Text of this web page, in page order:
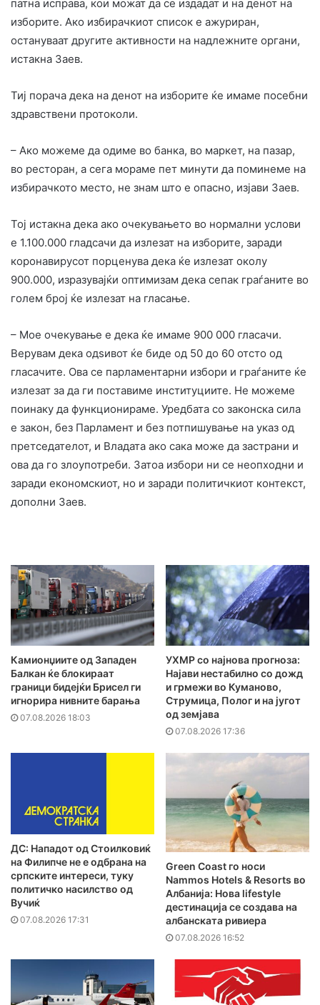
патна исправа, кои можат да се издадат и на денот на
изборите. Ако избирачкиот список е ажуриран,
остануваат другите активности на надлежните органи,
истакна Заев.
Тиј порача дека на денот на изборите ќе имаме посебни
здравствени протоколи.
– Ако можеме да одиме во банка, во маркет, на пазар,
во ресторан, а сега мораме пет минути да поминеме на
избирачкото место, не знам што е опасно, изјави Заев.
Тој истакна дека ако очекувањето во нормални услови
е 1.100.000 гладсачи да излезат на изборите, заради
коронавирусот порценува дека ќе излезат околу
900.000, изразувајќи оптимизам дека сепак граѓаните во
голем број ќе излезат на гласање.
– Мое очекување е дека ќе имаме 900 000 гласачи.
Верувам дека одѕивот ќе биде од 50 до 60 отсто од
гласачите. Ова се парламентарни избори и граѓаните ќе
излезат за да ги поставиме институциите. Не можеме
поинаку да функционираме. Уредбата со законска сила
е закон, без Парламент и без потпишување на указ од
претседателот, и Владата ако сака може да застрани и
ова да го злоупотреби. Затоа избори ни се неопходни и
заради економскиот, но и заради политичкиот контекст,
дополни Заев.
Камионџиите од Западен
Балкан ќе блокираат
граници бидејќи Брисел ги
игнорира нивните барања
07.08.2026 18:03
УХМР со најнова прогноза:
Најави нестабилно со дожд
и грмежи во Куманово,
Струмица, Полог и на југот
од земјава
07.08.2026 17:36
ДС: Нападот од Стоилковиќ
на Филипче не е одбрана на
српските интереси, туку
политичко насилство од
Вучиќ
07.08.2026 17:31
Green Coast го носи
Nammos Hotels & Resorts во
Албанија: Нова lifestyle
дестинација се создава на
албанската ривиера
07.08.2026 16:52